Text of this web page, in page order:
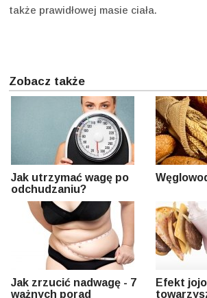
także prawidłowej masie ciała.
Zobacz także
Jak utrzymać wagę po
odchudzaniu?
Jak zrzucić nadwagę - 7
ważnych porad
Efekt